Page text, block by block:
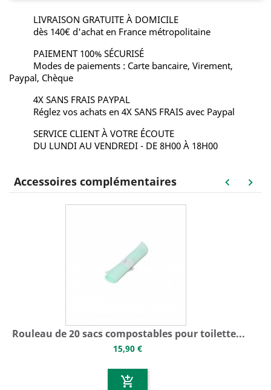
LIVRAISON GRATUITE À DOMICILE
dès 140€ d'achat en France métropolitaine
PAIEMENT 100% SÉCURISÉ
Modes de paiements : Carte bancaire, Virement,
Paypal, Chèque
4X SANS FRAIS PAYPAL
Réglez vos achats en 4X SANS FRAIS avec Paypal
SERVICE CLIENT À VOTRE ÉCOUTE
DU LUNDI AU VENDREDI - DE 8H00 À 18H00
Accessoires complémentaires keyboard_arrow_left keyboard_arrow_right
Rouleau de 20 sacs compostables pour toilette...
15,90 €
add_shopping_cart